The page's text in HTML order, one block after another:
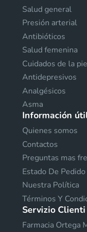
Salud general
Presión arterial
Antibióticos
Salud femenina
Cuidados de la
Antidepresivos
Analgésicos
Asma
Información
Quienes somos
Contactos
Preguntas mas
Estado De Pedido
Nuestra Política
Términos Y
Servizio Clienti
Farmacia Ortega